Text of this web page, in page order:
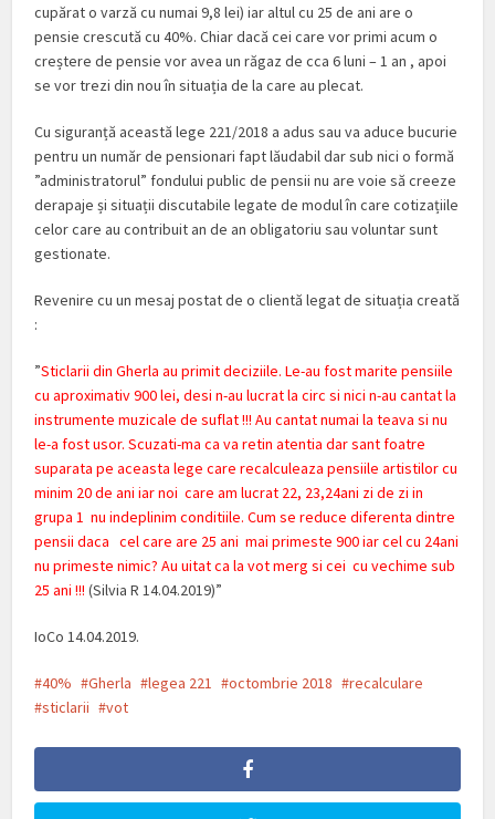
cupărat o varză cu numai 9,8 lei) iar altul cu 25 de ani are o
pensie crescută cu 40%. Chiar dacă cei care vor primi acum o
creștere de pensie vor avea un răgaz de cca 6 luni – 1 an , apoi
se vor trezi din nou în situația de la care au plecat.
Cu siguranță această lege 221/2018 a adus sau va aduce bucurie
pentru un număr de pensionari fapt lăudabil dar sub nici o formă
”administratorul” fondului public de pensii nu are voie să creeze
derapaje și situații discutabile legate de modul în care cotizațiile
celor care au contribuit an de an obligatoriu sau voluntar sunt
gestionate.
Revenire cu un mesaj postat de o clientă legat de situația creată
:
”Sticlarii din Gherla au primit deciziile. Le-au fost marite pensiile
cu aproximativ 900 lei, desi n-au lucrat la circ si nici n-au cantat la
instrumente muzicale de suflat !!! Au cantat numai la teava si nu
le-a fost usor. Scuzati-ma ca va retin atentia dar sant foatre
suparata pe aceasta lege care recalculeaza pensiile artistilor cu
minim 20 de ani iar noi care am lucrat 22, 23,24ani zi de zi in
grupa 1 nu indeplinim conditiile. Cum se reduce diferenta dintre
pensii daca cel care are 25 ani mai primeste 900 iar cel cu 24ani
nu primeste nimic? Au uitat ca la vot merg si cei cu vechime sub
25 ani !!! (Silvia R 14.04.2019)”
IoCo 14.04.2019.
40% Gherla legea 221 octombrie 2018
recalculare
sticlarii
vot